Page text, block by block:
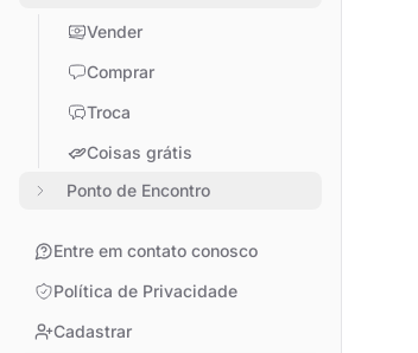
Vender
Comprar
Troca
Coisas grátis
Ponto de Encontro
Entre em contato conosco
Política de Privacidade
Cadastrar